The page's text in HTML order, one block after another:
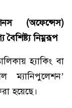
(অফেন্সেস)
নিম্নরূপ
হ্যাকিং বা
ম্যানিপুলেশন’
হয়েছে।